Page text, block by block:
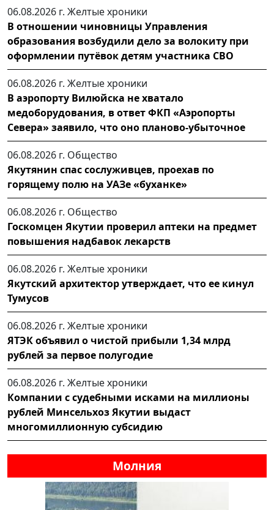
06.08.2026 г. Желтые хроники
В отношении чиновницы Управления
образования возбудили дело за волокиту при
оформлении путёвок детям участника СВО
06.08.2026 г. Желтые хроники
В аэропорту Вилюйска не хватало
медоборудования, в ответ ФКП «Аэропорты
Севера» заявило, что оно планово-убыточное
06.08.2026 г. Общество
Якутянин спас сослуживцев, проехав по
горящему полю на УАЗе «буханке»
06.08.2026 г. Общество
Госкомцен Якутии проверил аптеки на предмет
повышения надбавок лекарств
06.08.2026 г. Желтые хроники
Якутский архитектор утверждает, что ее кинул
Тумусов
06.08.2026 г. Желтые хроники
ЯТЭК объявил о чистой прибыли 1,34 млрд
рублей за первое полугодие
06.08.2026 г. Желтые хроники
Компании с судебными исками на миллионы
рублей Минсельхоз Якутии выдаст
многомиллионную субсидию
Молния